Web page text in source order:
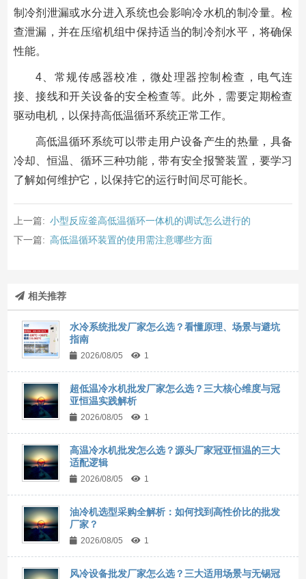
制冷剂泄漏或水分进入系统也会影响冷水机的制冷量。检
查泄漏，并在压缩机组中保持适当的制冷剂水平，将确保
性能。
4、常规传感器校准，微处理器控制检查，电气连
接、接线和开关设备的安全检查等。此外，需要定期检查
驱动电机，以保持高低温循环系统正常工作。
高低温循环系统可以带走用户设备产生的热量，具备
冷却、恒温、循环三种功能，带有安全报警装置，要学习
了解如何维护它，以保持它的运行时间尽可能长。
上一篇: 小型反应釜高低温循环一体机的调试怎么进行的
下一篇: 高低温循环装置的使用需注意哪些方面
相关推荐
水冷系统批发厂家怎么选？看懂原理、场景与避坑
指南
2026/08/05 1
超低温冷水机批发厂家怎么选？三大核心维度与冠
亚恒温实践解析
2026/08/05 1
高温冷水机批发怎么选？源头厂家冠亚恒温的三大
适配逻辑
2026/08/05 1
油冷机选型采购全解析：如何找到高性价比的批发
厂家？
2026/08/05 1
风冷设备批发厂家怎么选？三大适用场景与无锡冠